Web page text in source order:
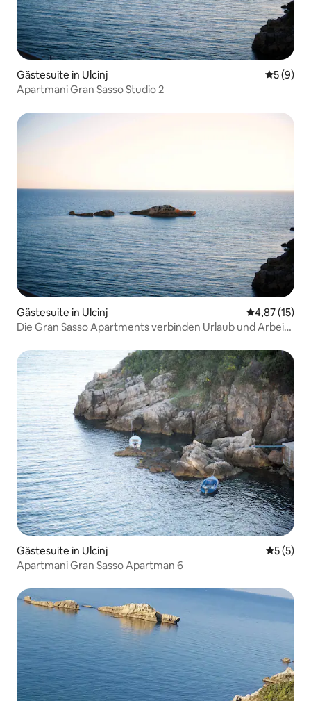
Gästesuite in Ulcinj
5 (9)
Apartmani Gran Sasso Studio 2
Gästesuite in Ulcinj
4,87 (15)
Die Gran Sasso Apartments verbinden Urlaub und Arbeit
Gästesuite in Ulcinj
5 (5)
Apartmani Gran Sasso Apartman 6